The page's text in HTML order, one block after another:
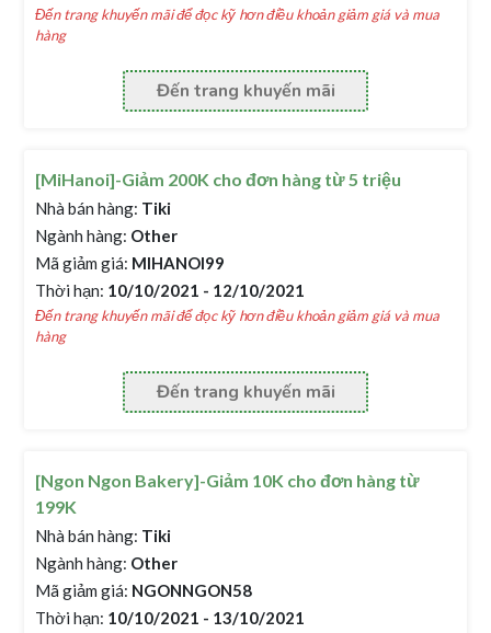
Đến trang khuyến mãi để đọc kỹ hơn điều khoản giảm giá và mua
hàng
Đến trang khuyến mãi
[MiHanoi]-Giảm 200K cho đơn hàng từ 5 triệu
Nhà bán hàng: Tiki
Ngành hàng: Other
Mã giảm giá: MIHANOI99
Thời hạn: 10/10/2021 - 12/10/2021
Đến trang khuyến mãi để đọc kỹ hơn điều khoản giảm giá và mua
hàng
Đến trang khuyến mãi
[Ngon Ngon Bakery]-Giảm 10K cho đơn hàng từ
199K
Nhà bán hàng: Tiki
Ngành hàng: Other
Mã giảm giá: NGONNGON58
Thời hạn: 10/10/2021 - 13/10/2021